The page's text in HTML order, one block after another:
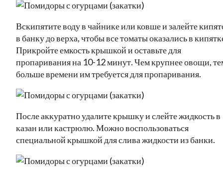
Вскипятите воду в чайнике или ковше и залейте
в банку до верха, чтобы все томаты оказались в
Прикройте емкость крышкой и оставьте для
пропаривания на 10-12 минут. Чем крупнее овощи,
больше времени им требуется для пропаривания.
После аккуратно удалите крышку и слейте жидкость в
казан или кастрюлю. Можно воспользоваться
специальной крышкой для слива жидкости из банки.